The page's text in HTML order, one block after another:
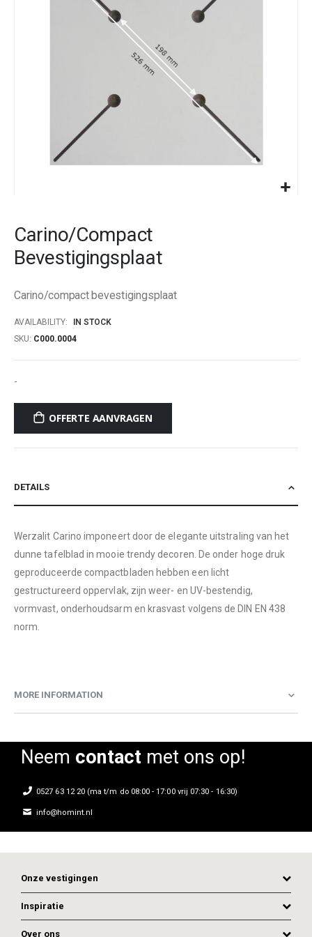
the
of
images
Carino/compact
Bevestigingsplaat
Carino/compact bevestigingsplaat
AVAILABILITY:
IN STOCK
SKU C000.0004
-
OFFERTE AANVRAGEN
DETAILS
Werzalit Carino imponeert door de elegante uitstraling van het
dunne tafelblad in mooie trendy decoren. De onder hoge druk
geproduceerde compactbladen hebben een licht
gestructureerd oppervlak, zijn weer- en UV-bestendig,
vormvast, onderhoudsarm en krasvast volgens de DIN EN 438
norm.
MORE INFORMATION
Neem contactmet ons op!
0527 63 12 20 (ma t/m do 08:00 - 17:00 vrij 07:30 - 16:30)
info@homint.nl
Onze vestigingen
Inspiratie
Over ons